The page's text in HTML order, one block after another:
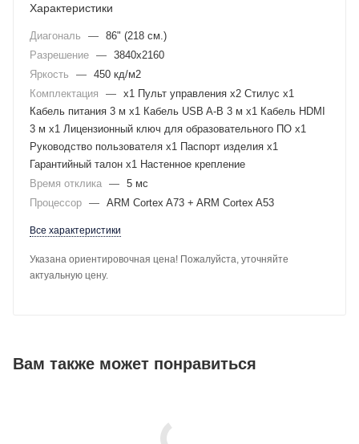
Характеристики
Диагональ — 86" (218 см.)
Разрешение — 3840x2160
Яркость
— 450 кд/м2
Комплектация
— х1 Пульт управления х2 Стилус х1
Кабель питания 3 м х1 Кабель USB A-B 3 м х1 Кабель HDMI
3 м х1 Лицензионный ключ для образовательного ПО x1
Руководство пользователя х1 Паспорт изделия х1
Гарантийный талон х1 Настенное крепление
Время отклика — 5 мс
Процессор — ARM Cortex A73 + ARM Cortex A53
Все характеристики
Указана ориентировочная цена! Пожалуйста, уточняйте
актуальную цену.
Вам также может понравиться